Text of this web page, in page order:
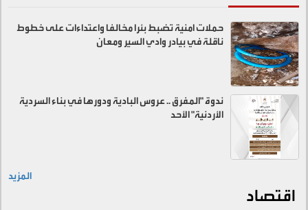
حملات امنية تضبط بئرا مخالفا واعتداءات على خطوط
ناقلة في بيادر وادي السير ومعان
ندوة "المفرق .. عروس البادية ودورها في بناء السردية
الأردنية" الأحد
المزيد
اقتصاد